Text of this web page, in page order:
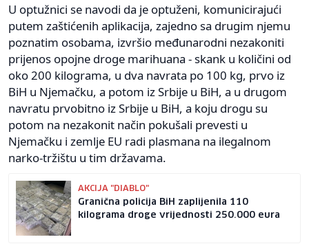
U optužnici se navodi da je optuženi, komunicirajući
putem zaštićenih aplikacija, zajedno sa drugim njemu
poznatim osobama, izvršio međunarodni nezakoniti
prijenos opojne droge marihuana - skank u količini od
oko 200 kilograma, u dva navrata po 100 kg, prvo iz
BiH u Njemačku, a potom iz Srbije u BiH, a u drugom
navratu prvobitno iz Srbije u BiH, a koju drogu su
potom na nezakonit način pokušali prevesti u
Njemačku i zemlje EU radi plasmana na ilegalnom
narko-tržištu u tim državama.
AKCIJA "DIABLO"
Granična policija BiH zaplijenila 110
kilograma droge vrijednosti 250.000 eura